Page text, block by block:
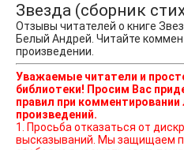
Звезда (сборник
Отзывы читателей о книге
Белый Андрей. Читайте
произведении.
Уважаемые читатели и
библиотеки! Просим Вас
правил при
произведений.
1. Просьба отказаться от
высказываний. Мы защищаем право наших читателей